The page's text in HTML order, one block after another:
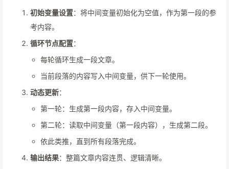
初始变量设置：将中间变量初始化为空值，作为第一段的参
考内容。
循环节点配置：
每轮循环生成一段文章。
当前段落的内容写入中间变量，供下一轮使用。
动态更新：
第一轮：生成第一段内容，存入中间变量。
第二轮：读取中间变量（第一段内容），生成第二段。
依此类推，直到所有段落完成。
输出结果：整篇文章内容连贯、逻辑清晰。